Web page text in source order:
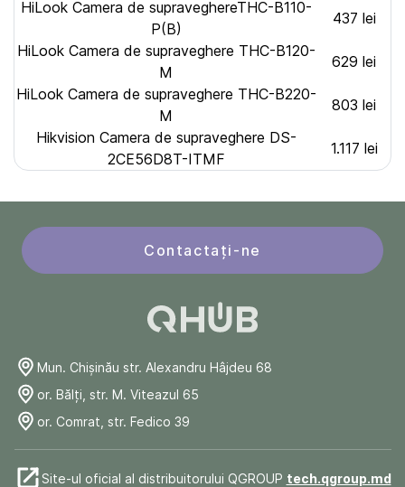
HiLook Camera de supraveghereTHC-B110-
P(B)
437 lei
HiLook Camera de supraveghere THC-B120-
M
629 lei
HiLook Camera de supraveghere THC-B220-
M
803 lei
Hikvision Camera de supraveghere DS-
2CE56D8T-ITMF
1.117 lei
Contactați-ne
Mun. Chişinău str. Alexandru Hâjdeu 68
or. Bălți, str. M. Viteazul 65
or. Comrat, str. Fedico 39
Site-ul oficial al distribuitorului QGROUP tech.qgroup.md